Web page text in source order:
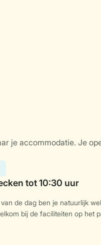
de dag ben je natuurlijk
bij de faciliteiten op het